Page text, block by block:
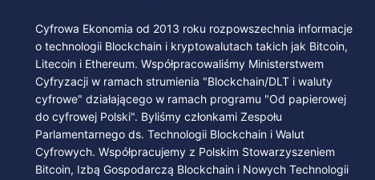
Cyfrowa Ekonomia od 2013 roku rozpowszechnia informacje
o technologii Blockchain i kryptowalutach takich jak Bitcoin,
Litecoin i Ethereum. Współpracowaliśmy Ministerstwem
Cyfryzacji w ramach strumienia "Blockchain/DLT i waluty
cyfrowe" działającego w ramach programu "Od papierowej
do cyfrowej Polski". Byliśmy członkami Zespołu
Parlamentarnego ds. Technologii Blockchain i Walut
Cyfrowych. Współpracujemy z Polskim Stowarzyszeniem
Bitcoin, Izbą Gospodarczą Blockchain i Nowych Technologii